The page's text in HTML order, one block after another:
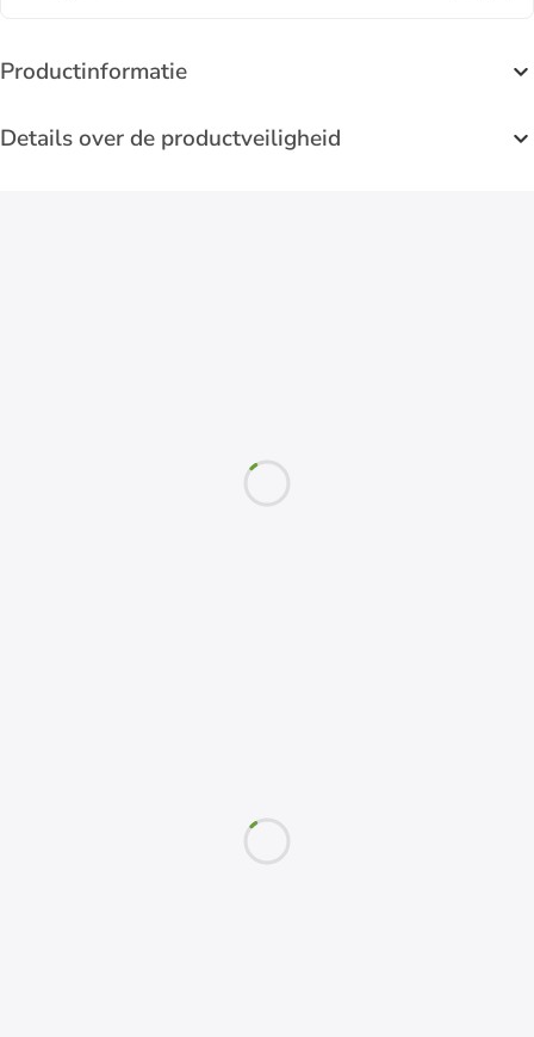
Productinformatie
Details over de productveiligheid